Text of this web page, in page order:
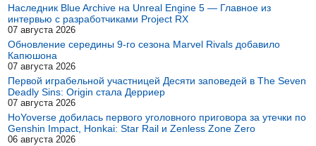
Наследник Blue Archive на Unreal Engine 5 — Главное из
интервью с разработчиками Project RX
07 августа 2026
Обновление середины 9-го сезона Marvel Rivals добавило
Капюшона
07 августа 2026
Первой играбельной участницей Десяти заповедей в The Seven
Deadly Sins: Origin стала Дерриер
07 августа 2026
HoYoverse добилась первого уголовного приговора за утечки по
Genshin Impact, Honkai: Star Rail и Zenless Zone Zero
06 августа 2026